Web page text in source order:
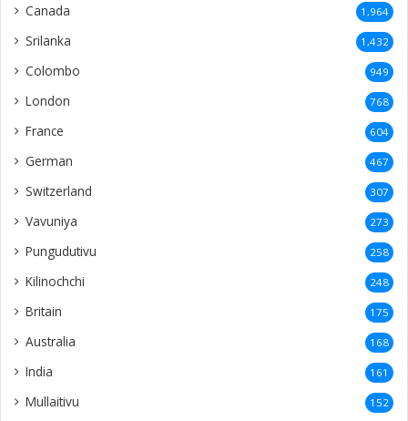
Canada 1,964
Srilanka 1,432
Colombo 949
London 768
France 604
German 467
Switzerland 307
Vavuniya 273
Pungudutivu 258
Kilinochchi 248
Britain 175
Australia 168
India 161
Mullaitivu 152